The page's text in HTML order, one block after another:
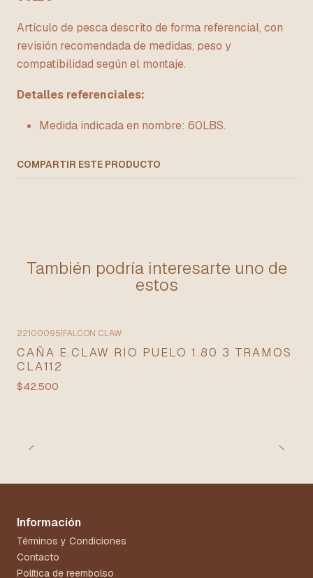
Artículo de pesca descrito de forma referencial, con
revisión recomendada de medidas, peso y
compatibilidad según el montaje.
Detalles referenciales:
Medida indicada en nombre: 60LBS.
COMPARTIR ESTE PRODUCTO
También podría interesarte uno de
estos
22100095 FALCON CLAW
CAÑA E.CLAW RIO PUELO 1.80 3 TRAMOS
CLA112
$42.500
Información
Términos y Condiciones
Contacto
Política de reembolso